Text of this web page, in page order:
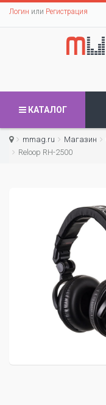
Логин или Регистрация
КАТАЛОГ
mmag.ru Магазин
Reloop RH-2500